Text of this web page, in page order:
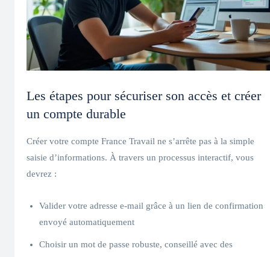
Les étapes pour sécuriser son accès et créer
un compte durable
Créer votre compte France Travail ne s’arrête pas à la simple
saisie d’informations. À travers un processus interactif, vous
devrez :
Valider votre adresse e-mail grâce à un lien de confirmation
envoyé automatiquement
Choisir un mot de passe robuste, conseillé avec des